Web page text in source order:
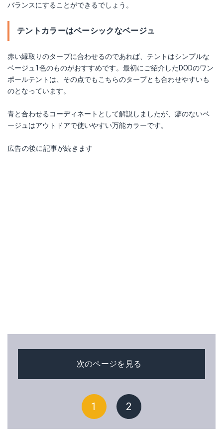
バランスにすることができるでしょう。
テントカラーはベーシックなベージュ
赤い縁取りのタープに合わせるのであれば、テントはシンプルな
ベージュ1色のものがおすすめです。最初にご紹介したDODのワン
ポールテントは、その点でもこちらのタープとも合わせやすいも
のとなっています。
青と合わせるコーディネートとして解説しましたが、癖のないベ
ージュはアウトドアで使いやすい万能カラーです。
広告の後に記事が続きます
次のページを見る
1 2